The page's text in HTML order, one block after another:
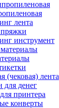
лента
инструмент
(чековая) лента
для денег
принтера
конверты